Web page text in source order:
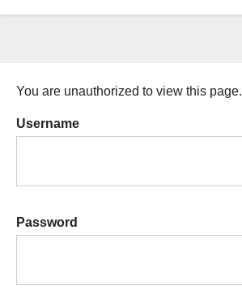
You are unauthorized to view this page.
Username
Password